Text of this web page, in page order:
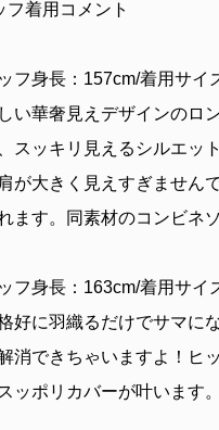
フ着用コメント
フ身長：157cm/着用サイ
い華奢見えデザインのロ
スッキリ見えるシルエッ
が大きく見えすぎません
ます。同素材のコンビネ
フ身長：163cm/着用サイ
好に羽織るだけでサマに
消できちゃいますよ！ヒ
ッポリカバーが叶います。